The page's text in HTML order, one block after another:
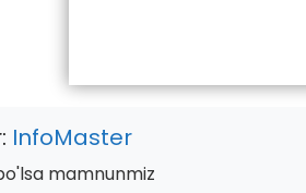
InfoMaster
mamnunmiz